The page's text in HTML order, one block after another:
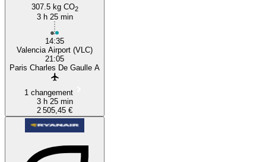
307.5 kg CO2
3 h 25 min
14:35
Valencia Airport (VLC)
21:05
Paris Charles De Gaulle A
1 changement
3 h 25 min
2 505,45 €